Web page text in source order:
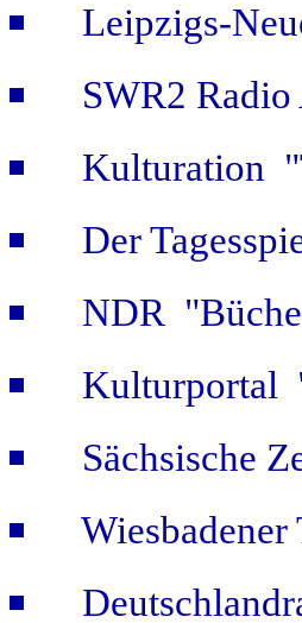
Leipzigs-
SWR2
Kulturation
Der
NDR
Kulturportal
Sächsische